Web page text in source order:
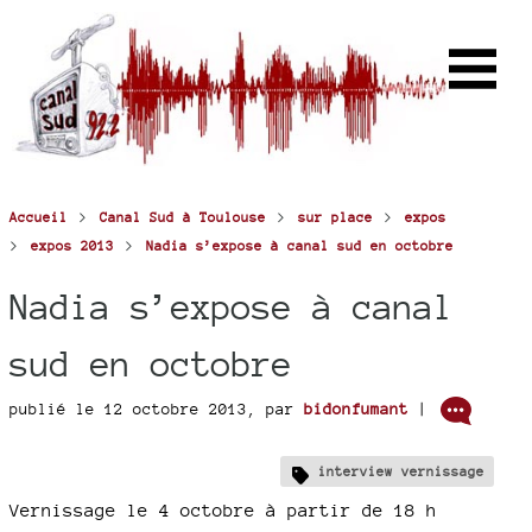
Accueil > Canal Sud à Toulouse > sur place > expos
> expos 2013 > Nadia s’expose à canal sud en octobre
Nadia s’expose à canal
sud en octobre
publié le 12 octobre 2013, par bidonfumant |
interview vernissage
Vernissage le 4 octobre à partir de 18 h